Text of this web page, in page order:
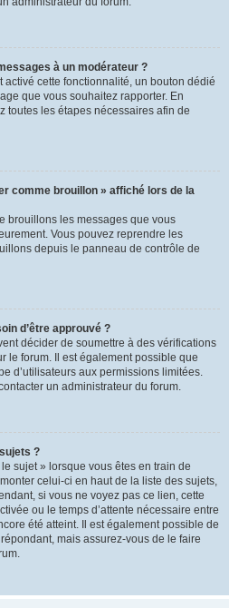
à un modérateur ?
cette fonctionnalité, un bouton dédié
que vous souhaitez rapporter. En
toutes les étapes nécessaires afin de
comme brouillon » affiché lors de la
brouillons les messages que vous
Vous pouvez reprendre les
depuis le panneau de contrôle de
d’être approuvé ?
décider de soumettre à des vérifications
le forum. Il est également possible que
d’utilisateurs aux permissions limitées.
un administrateur du forum.
?
sujet » lorsque vous êtes en train de
celui-ci en haut de la liste des sujets,
si vous ne voyez pas ce lien, cette
ou le temps d’attente nécessaire entre
été atteint. Il est également possible de
mais assurez-vous de le faire